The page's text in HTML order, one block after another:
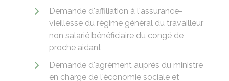
Demande d'affiliation à l'assurance-
vieillesse du régime général du travailleur
non salarié bénéficiaire du congé de
proche aidant
Demande d'agrément auprès du ministre
en charge de l'économie sociale et